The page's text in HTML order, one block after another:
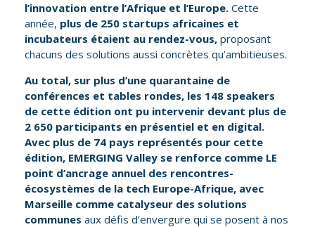
l’innovation entre l’Afrique et l’Europe. Cette
année, plus de 250 startups africaines et
incubateurs étaient au rendez-vous, proposant
chacuns des solutions aussi concrètes qu’ambitieuses.
Au total, sur plus d’une quarantaine de
conférences et tables rondes, les 148 speakers
de cette édition ont pu intervenir devant plus de
2 650 participants en présentiel et en digital.
Avec plus de 74 pays représentés pour cette
édition, EMERGING Valley se renforce comme LE
point d’ancrage annuel des rencontres-
écosystèmes de la tech Europe-Afrique, avec
Marseille comme catalyseur des solutions
communes aux défis d’envergure qui se posent à nos